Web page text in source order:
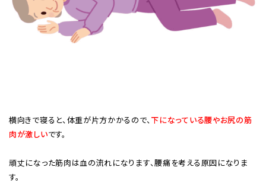
横向きで寝ると、体重が片方かかるので、 下になっている腰やお尻の筋
肉が激しいです。
頑丈になった筋肉は血の流れになります、腰痛を考える原因になりま
す。